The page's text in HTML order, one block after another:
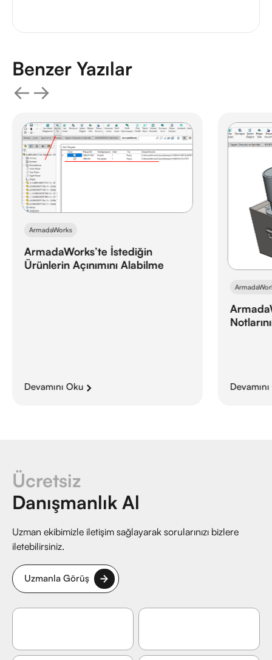
Benzer Yazılar
ArmadaWorks
ArmadaWorks’te İstediğin
Ürünlerin Açınımını Alabilme
Devamını Oku
Ücretsiz
Danışmanlık Al
Uzman ekibimizle iletişim sağlayarak sorularınızı bizlere
iletebilirsiniz.
Uzmanla Görüş